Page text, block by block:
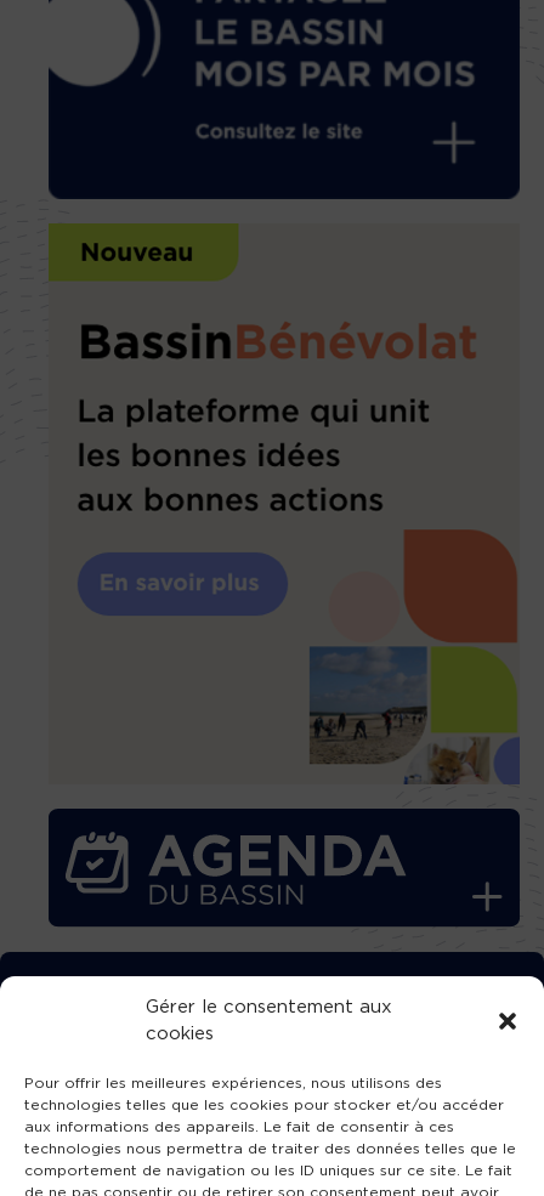
Gérer le consentement aux
cookies
Pour offrir les meilleures expériences, nous utilisons des
technologies telles que les cookies pour stocker et/ou accéder
aux informations des appareils. Le fait de consentir à ces
technologies nous permettra de traiter des données telles que le
comportement de navigation ou les ID uniques sur ce site. Le fait
de ne pas consentir ou de retirer son consentement peut avoir
TÉLÉCHARGEZ GRATUITEMENT
L’APPLICATION TVBA !
SUIVEZ-NOUS !